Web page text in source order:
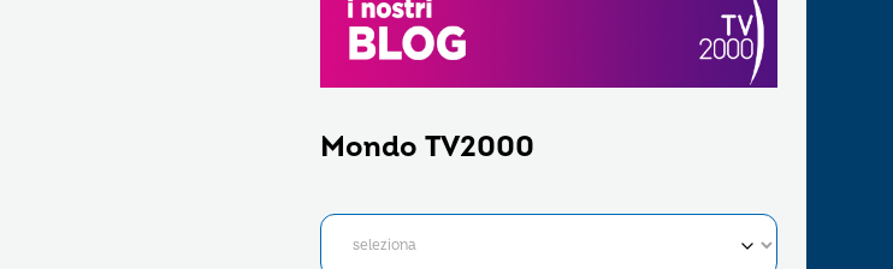
Mondo TV2000